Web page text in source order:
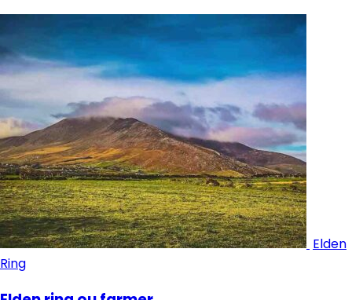
Elden
Ring